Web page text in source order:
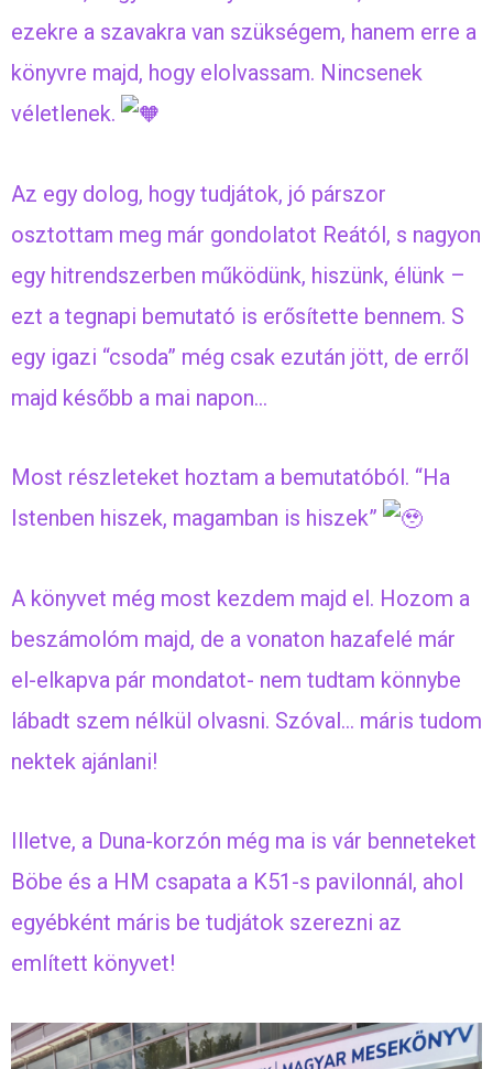
ezekre a szavakra van szükségem, hanem erre a
könyvre majd, hogy elolvassam. Nincsenek
véletlenek.
Az egy dolog, hogy tudjátok, jó párszor
osztottam meg már gondolatot Reától, s nagyon
egy hitrendszerben működünk, hiszünk, élünk –
ezt a tegnapi bemutató is erősítette bennem. S
egy igazi “csoda” még csak ezután jött, de erről
majd később a mai napon…
Most részleteket hoztam a bemutatóból. “Ha
Istenben hiszek, magamban is hiszek”
A könyvet még most kezdem majd el. Hozom a
beszámolóm majd, de a vonaton hazafelé már
el-elkapva pár mondatot- nem tudtam könnybe
lábadt szem nélkül olvasni. Szóval… máris tudom
nektek ajánlani!
Illetve, a Duna-korzón még ma is vár benneteket
Böbe és a HM csapata a K51-s pavilonnál, ahol
egyébként máris be tudjátok szerezni az
említett könyvet!